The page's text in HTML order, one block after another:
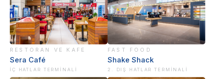
RESTORAN VE KAFE
Sera Café
İÇ HATLAR TERMINALI
FAST FOOD
Shake Shack
2. DIŞ HATLAR TERMINALI